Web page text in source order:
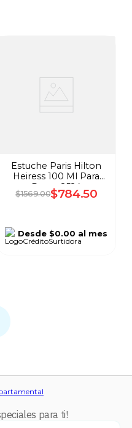
Estuche Paris Hilton
Heiress 100 Ml Para
Dama 2524
$1569.00$784.50
Desde $0.00 al mes
para ti!